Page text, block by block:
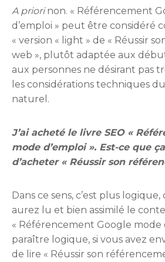
A priorinon. « Référencement
d’emploi » peut être considéré
« version « light » de « Réussir
web », plutôt adaptée aux
aux personnes ne désirant pas
les considérations techniques
naturel.
J’ai acheté le livre SEO «
mode d’emploi ». Est-ce que
d’acheter « Réussir son
Dans ce sens, c’est plus
aurez lu et bien assimilé le
« Référencement Google mode
paraître logique, si vous avez
de lire « Réussir son